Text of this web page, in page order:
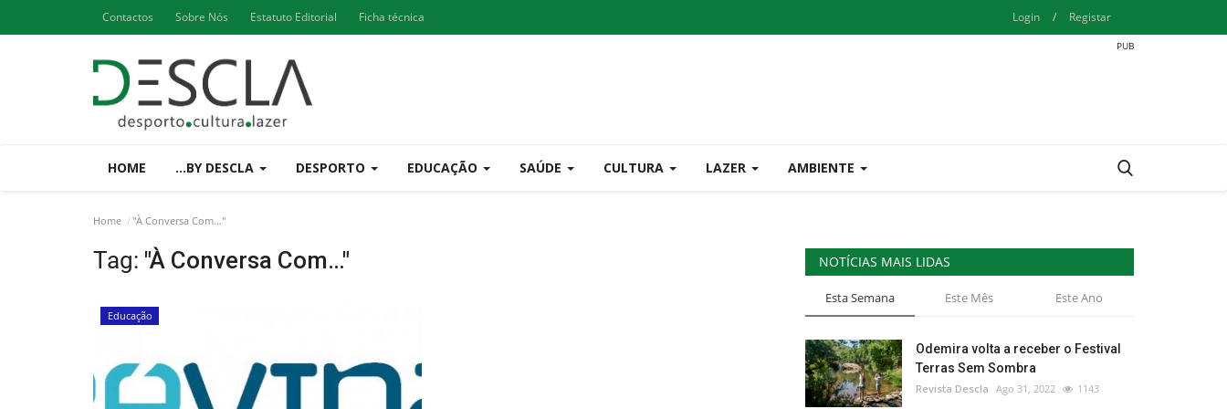
Contactos Sobre Nós Estatuto Editorial Ficha técnica Login / Registar
HOME ...BY DESCLA DESPORTO EDUCAÇÃO SAÚDE CULTURA LAZER AMBIENTE
Home "À Conversa Com…"
Tag: "À Conversa Com…"
Educação
NOTÍCIAS MAIS LIDAS
Esta Semana Este Mês Este Ano
Odemira volta a receber o Festival
Terras Sem Sombra
Revista Descla Ago 31, 2022 1143